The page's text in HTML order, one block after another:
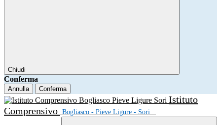
Chiudi
Conferma
Annulla Conferma
Istituto
Comprensivo Bogliasco - Pieve Ligure - Sori